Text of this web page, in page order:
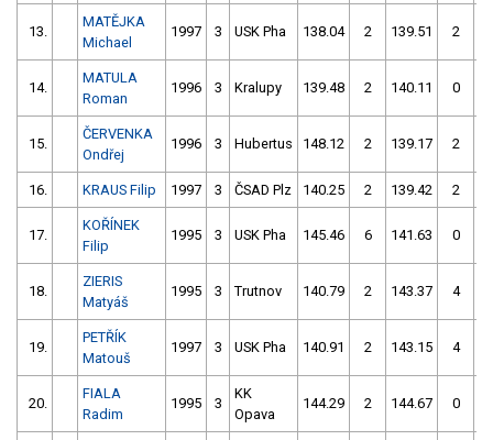
13.
MATĚJKA
Michael
1997 3 USK Pha 138.04 2 139.51 2
14.
MATULA
Roman
1996 3 Kralupy 139.48 2 140.11 0
15.
ČERVENKA
Ondřej
1996 3 Hubertus 148.12 2 139.17 2
16. KRAUS Filip 1997 3 ČSAD Plz 140.25 2 139.42 2
17.
KOŘÍNEK
Filip
1995 3 USK Pha 145.46 6 141.63 0
18.
ZIERIS
Matyáš
1995 3 Trutnov 140.79 2 143.37 4
19.
PETŘÍK
Matouš
1997 3 USK Pha 140.91 2 143.15 4
20.
FIALA
Radim
1995 3
KK
Opava
144.29 2 144.67 0